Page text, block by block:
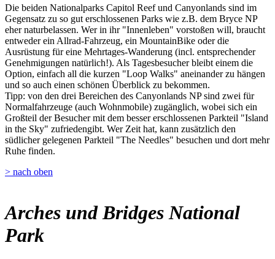
Die beiden Nationalparks Capitol Reef und Canyonlands sind im
Gegensatz zu so gut erschlossenen Parks wie z.B. dem Bryce NP
eher naturbelassen. Wer in ihr "Innenleben" vorstoßen will, braucht
entweder ein Allrad-Fahrzeug, ein MountainBike oder die
Ausrüstung für eine Mehrtages-Wanderung (incl. entsprechender
Genehmigungen natürlich!). Als Tagesbesucher bleibt einem die
Option, einfach all die kurzen "Loop Walks" aneinander zu hängen
und so auch einen schönen Überblick zu bekommen.
Tipp: von den drei Bereichen des Canyonlands NP sind zwei für
Normalfahrzeuge (auch Wohnmobile) zugänglich, wobei sich ein
Großteil der Besucher mit dem besser erschlossenen Parkteil "Island
in the Sky" zufriedengibt. Wer Zeit hat, kann zusätzlich den
südlicher gelegenen Parkteil "The Needles" besuchen und dort mehr
Ruhe finden.
> nach oben
Arches und Bridges National
Park